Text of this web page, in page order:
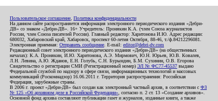
Пользовательское соглашение Политика конфиденциальности
На данном сайте распространяется информация электронного периодического издания «Дебри-
ДВ» со знаком «Дебри-ДВ». 16+ Учредитель: Пронякин К.А. (член Союза журналистов
России, член Союза писателей России). Главный редактор: Харитонова И.Ю. Адрес редакции:
680032, Хабаровский край, Хабаровск, проспект 60-летия Октября, 88-46, т./ф.84212296081.
Электронная приемная: Отправить сообщение . E-mail: editor@debri-dv.com
Редакционный совет электронного периодического издания «Дебри-ДВ» (на общественных
началах): К.А. Пронякин, И.Ю. Харитонова, А.Э. Мирмович, Ю.Н. Юрьев, Ю.В. Ковалев,
Л.Н. Левина, А.Ю. Жданов, Е.Н. Голубь, С.Н. Бурындин, Б.М. Сухинин, О.В. Егорова
Свидетельство о регистрации СМИ (Регистрационный номер) ЭЛ № ФС77-45537 выдано
Федеральной службой по надзору в сфере связи, информационных технологий и массовых
коммуникаций (Роскомнадзор) 16.06.2011 г. Территория распространения: Российская
Федерация, зарубежные страны.
В 2006 г. проект «Дебри-ДВ» был создан как электронный частный архив, в соответствии с ФЗ
№ 125 «Об архивном деле в Российской Федерации» , согласно п. 2 ст. 13 «Создание архивов».
Основной фонд архива составляют публикации газет и журналов, изданные книги, а также